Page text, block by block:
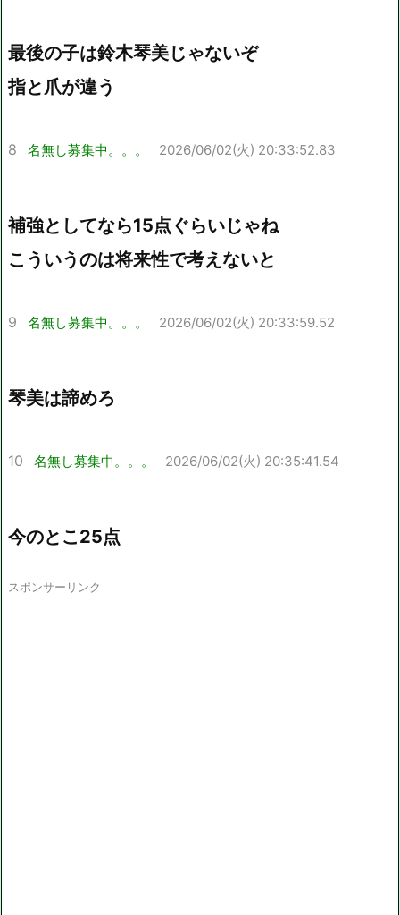
最後の子は鈴木琴美じゃないぞ
指と爪が違う
8 名無し募集中。。。 2026/06/02(火) 20:33:52.83
補強としてなら15点ぐらいじゃね
こういうのは将来性で考えないと
9 名無し募集中。。。 2026/06/02(火) 20:33:59.52
琴美は諦めろ
10 名無し募集中。。。 2026/06/02(火) 20:35:41.54
今のとこ25点
スポンサーリンク